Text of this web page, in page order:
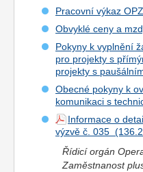
Pracovní výkaz
Obvyklé ceny a
Pokyny k vyplnění
pro projekty s
projekty s
Obecné pokyny k
komunikaci s
Informace o
výzvě č. 035
Řídicí orgán
Zaměstnanost